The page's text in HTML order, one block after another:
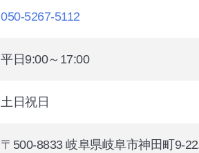
050-5267-5112
平日9:00～17:00
土日祝日
〒500-8833 岐阜県岐阜市神田町9-